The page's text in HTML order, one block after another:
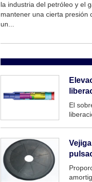
la industria del petróleo y el
mantener una cierta presión
un...
El
en la
una